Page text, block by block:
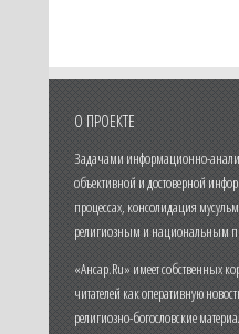
О ПРОЕКТЕ
Задачами информационно-
объективной и достоверной
процессах, консолидация
религиозным и национальным
«Ансар.Ru» имеет собственных
читателей как оперативную
религиозно-богословские